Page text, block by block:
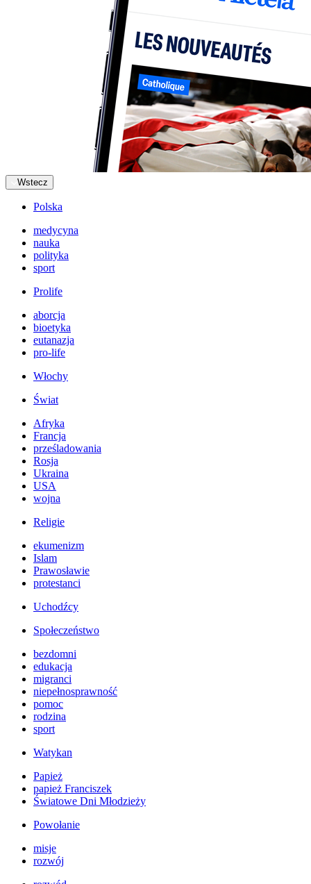
Wstecz
Polska
medycyna
nauka
polityka
sport
Prolife
aborcja
bioetyka
eutanazja
pro-life
Włochy
Świat
Afryka
Francja
prześladowania
Rosja
Ukraina
USA
wojna
Religie
ekumenizm
Islam
Prawosławie
protestanci
Uchodźcy
Społeczeństwo
bezdomni
edukacja
migranci
niepełnosprawność
pomoc
rodzina
sport
Watykan
Papież
papież Franciszek
Światowe Dni Młodzieży
Powołanie
misje
rozwój